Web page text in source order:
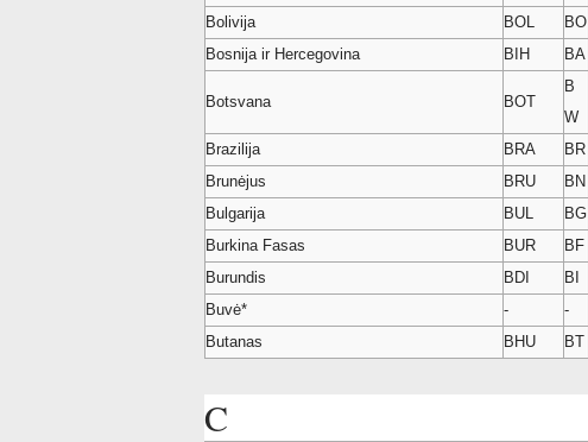
Bolivija BOL BO
Bosnija ir Hercegovina
BIH BA
Botsvana BOT
B
W
Brazilija BRA BR
Brunėjus
BRU BN
Bulgarija
BUL BG
Burkina Fasas
BUR
BF
Burundis
BDI BI
Buvė*
- -
Butanas
BHU BT
C